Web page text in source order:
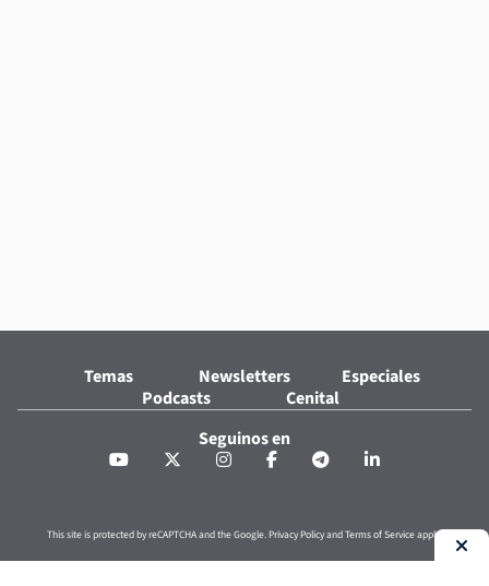
Temas Newsletters
Especiales
Podcasts
Cenital
Seguinos en
This site is protected by reCAPTCHA and the Google. Privacy PolicyandTerms of Serviceapply.